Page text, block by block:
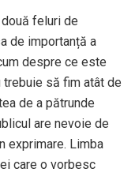
feluri de
de importanță a
despre ce este
trebuie să fim atât de
de a pătrunde
are nevoie de
exprimare. Limba
care o vorbesc